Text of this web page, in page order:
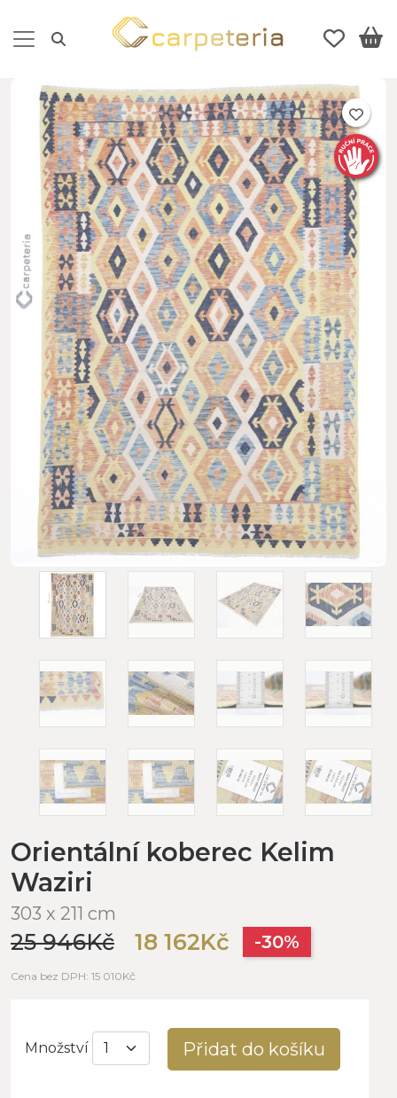
Orientální koberec Kelim
Waziri
303 x 211 cm
25 946Kč 18 162Kč -30%
Cena bez DPH: 15 010Kč
Množství Přidat do košíku